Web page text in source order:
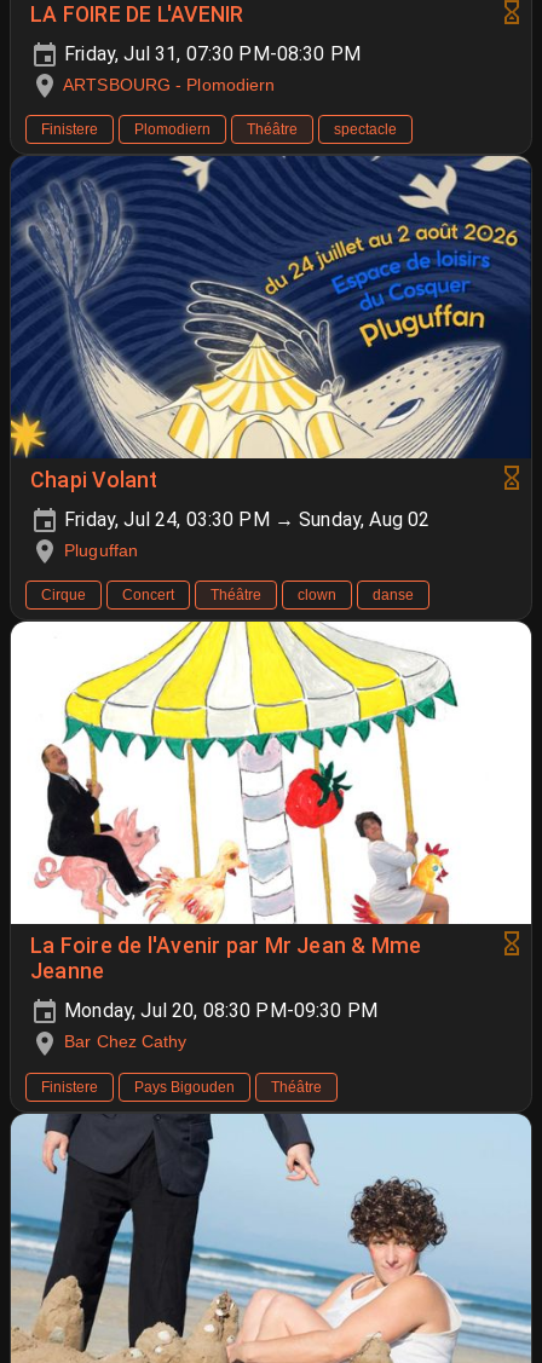
LA FOIRE DE L'AVENIR
Friday, Jul 31, 07:30 PM-08:30 PM
ARTSBOURG - Plomodiern
Finistere Plomodiern Théâtre spectacle
Chapi Volant
Friday, Jul 24, 03:30 PM → Sunday, Aug 02
Pluguffan
Cirque Concert Théâtre clown danse
La Foire de l'Avenir par Mr Jean & Mme
Jeanne
Monday, Jul 20, 08:30 PM-09:30 PM
Bar Chez Cathy
Finistere Pays Bigouden Théâtre